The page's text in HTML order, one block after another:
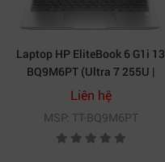
Laptop HP EliteBook 6 G1i 13
BQ9M6PT (Ultra 7 255U |
16GB | 512GB | Intel® Graphics
| 13.3 inch WUXGA | Win 11 |
Bạc)
Liên hệ
MSP: TT-BQ9M6PT